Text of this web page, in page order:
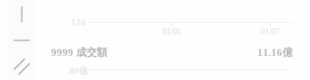
120
80億
01/07
01/01
9999 成交額 11.16億